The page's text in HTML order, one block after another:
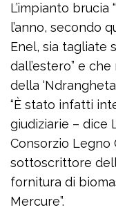
L’impianto
l’anno, secondo
Enel, sia tagliate
dall’estero” e
della
“È stato infatti
giudiziarie – dice
Consorzio Legno
sottoscrittore
fornitura di
Mercure”.